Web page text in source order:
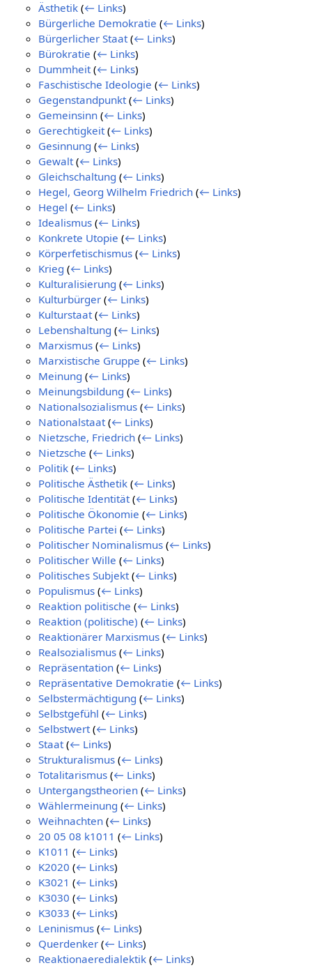
Ästhetik (← Links)
Bürgerliche Demokratie (← Links)
Bürgerlicher Staat (← Links)
Bürokratie (← Links)
Dummheit (← Links)
Faschistische Ideologie (← Links)
Gegenstandpunkt (← Links)
Gemeinsinn (← Links)
Gerechtigkeit (← Links)
Gesinnung (← Links)
Gewalt (← Links)
Gleichschaltung (← Links)
Hegel, Georg Wilhelm Friedrich (← Links)
Hegel (← Links)
Idealismus (← Links)
Konkrete Utopie (← Links)
Körperfetischismus (← Links)
Krieg (← Links)
Kulturalisierung (← Links)
Kulturbürger (← Links)
Kulturstaat (← Links)
Lebenshaltung (← Links)
Marxismus (← Links)
Marxistische Gruppe (← Links)
Meinung (← Links)
Meinungsbildung (← Links)
Nationalsozialismus (← Links)
Nationalstaat (← Links)
Nietzsche, Friedrich (← Links)
Nietzsche (← Links)
Politik (← Links)
Politische Ästhetik (← Links)
Politische Identität (← Links)
Politische Ökonomie (← Links)
Politische Partei (← Links)
Politischer Nominalismus (← Links)
Politischer Wille (← Links)
Politisches Subjekt (← Links)
Populismus (← Links)
Reaktion politische (← Links)
Reaktion (politische) (← Links)
Reaktionärer Marxismus (← Links)
Realsozialismus (← Links)
Repräsentation (← Links)
Repräsentative Demokratie (← Links)
Selbstermächtigung (← Links)
Selbstgefühl (← Links)
Selbstwert (← Links)
Staat (← Links)
Strukturalismus (← Links)
Totalitarismus (← Links)
Untergangstheorien (← Links)
Wählermeinung (← Links)
Weihnachten (← Links)
20 05 08 k1011 (← Links)
K1011 (← Links)
K2020 (← Links)
K3021 (← Links)
K3030 (← Links)
K3033 (← Links)
Leninismus (← Links)
Querdenker (← Links)
Reaktionaeredialektik (← Links)